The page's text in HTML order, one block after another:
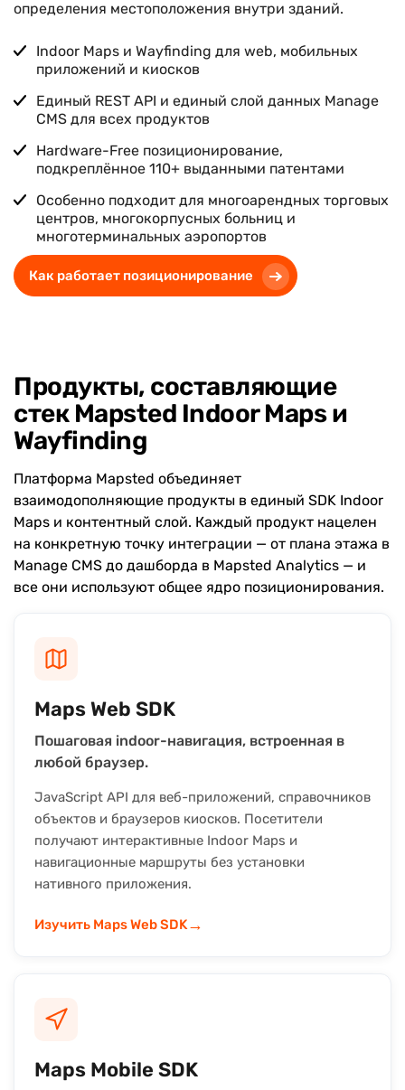
определения местоположения внутри зданий.
Indoor Maps и Wayfinding для web, мобильных
приложений и киосков
Единый REST API и единый слой данных Manage
CMS для всех продуктов
Hardware-Free позиционирование,
подкреплённое 110+ выданными патентами
Особенно подходит для многоарендных торговых
центров, многокорпусных больниц и
многотерминальных аэропортов
Как работает позиционирование
Продукты, составляющие
стек Mapsted Indoor Maps и
Wayfinding
Платформа Mapsted объединяет
взаимодополняющие продукты в единый SDK Indoor
Maps и контентный слой. Каждый продукт нацелен
на конкретную точку интеграции — от плана этажа в
Manage CMS до дашборда в Mapsted Analytics — и
все они используют общее ядро позиционирования.
Maps Web SDK
Пошаговая indoor-навигация, встроенная в
любой браузер.
JavaScript API для веб-приложений, справочников
объектов и браузеров киосков. Посетители
получают интерактивные Indoor Maps и
навигационные маршруты без установки
нативного приложения.
Изучить Maps Web SDK→
Maps Mobile SDK